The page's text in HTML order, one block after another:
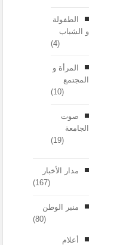
الطفولة
و الشباب
(4)
المرأة و
المجتمع
(10)
صوت
الجامعة
(19)
مدار الأخبار
(167)
منبر الوطن
(80)
أعلام